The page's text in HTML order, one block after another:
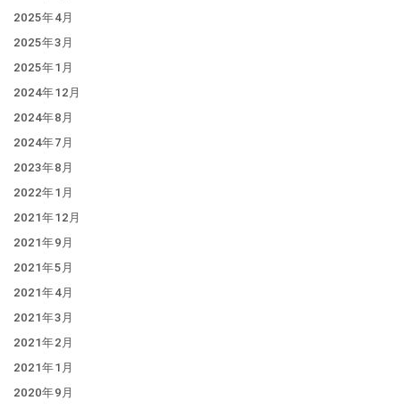
2025年4月
2025年3月
2025年1月
2024年12月
2024年8月
2024年7月
2023年8月
2022年1月
2021年12月
2021年9月
2021年5月
2021年4月
2021年3月
2021年2月
2021年1月
2020年9月